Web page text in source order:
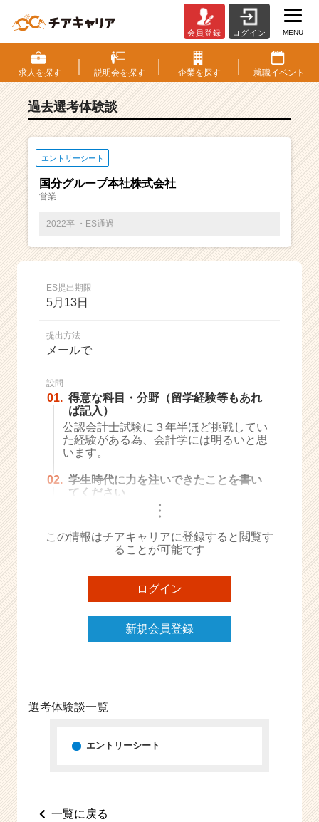
S・
選
考
験
ベ
ー・
成
ト
届
く
サ
チ
ア
ャ
（C
e
会員登録 ログイン MENU
求人を探す 説明会を探す 企業を探す 就職イベント
過去選考体験談
エントリーシート
国分グループ本社株式会社
営業
2022卒 ・ES通過
ES提出期限
5月13日
提出方法
メールで
設問
01. 得意な科目・分野（留学経験等もあれ
ば記入）
公認会計士試験に３年半ほど挑戦してい
た経験がある為、会計学には明るいと思
います。
02. 学生時代に力を注いできたことを書い
てください
・・・
この情報はチアキャリアに登録すると閲覧す
ることが可能です
ログイン
新規会員登録
選考体験談一覧
エントリーシート
一覧に戻る